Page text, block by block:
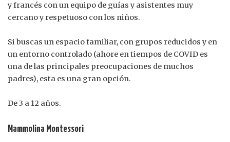
y francés con un equipo de guías y asistentes muy
cercano y respetuoso con los niños.
Si buscas un espacio familiar, con grupos reducidos y en
un entorno controlado (ahore en tiempos de COVID es
una de las principales preocupaciones de muchos
padres), esta es una gran opción.
De 3 a 12 años.
Mammolina Montessori